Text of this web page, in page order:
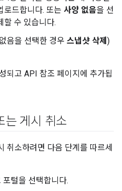
로드합니다. 또는 사양 없음을 선
할 수 있습니다.
음을 선택한 경우 스냅샷 삭제 )
되고 API 참조 페이지에 추가됩
는 게시 취소
취소하려면 다음 단계를 따르세
포털을 선택합니다.